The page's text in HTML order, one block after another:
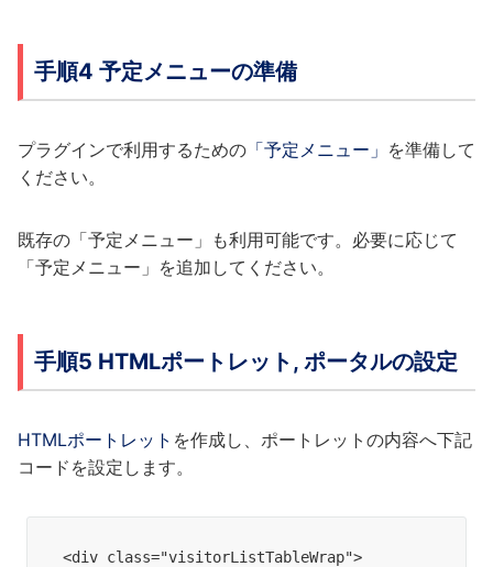
手順4 予定メニューの準備
プラグインで利用するための 「予定メニュー」 を準備して
ください。
既存の「予定メニュー」も利用可能です。必要に応じて
「予定メニュー」を追加してください。
手順5 HTMLポートレット, ポータルの設定
HTMLポートレット を作成し、ポートレットの内容へ下記
コードを設定します。
<div class="visitorListTableWrap">